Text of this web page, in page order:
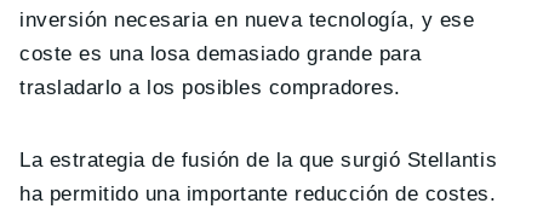
inversión necesaria en nueva tecnología, y ese
coste es una losa demasiado grande para
trasladarlo a los posibles compradores.
La estrategia de fusión de la que surgió Stellantis
ha permitido una importante reducción de costes.